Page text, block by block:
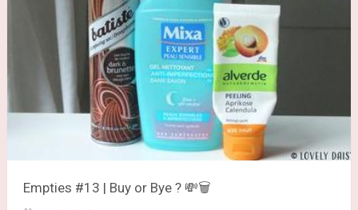
Empties #13 | Buy or Bye ? 💸🗑